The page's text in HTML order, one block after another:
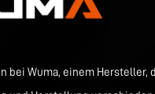
bei Wuma, einem Hersteller,